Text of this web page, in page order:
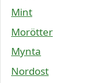
Mint
Morötter
Mynta
Nordost